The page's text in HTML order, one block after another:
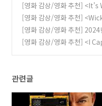
[영화 감상/영화 추천]
츠 인사이드)>(2024)
(0)
[영화 감상/영화 추천]
(X를 담아, 당신에게
[영화 감상/영화 추천] 2024
(+ 내가 뽑은 2024년 올해의
[영화 감상/영화 추천] <I
관련글